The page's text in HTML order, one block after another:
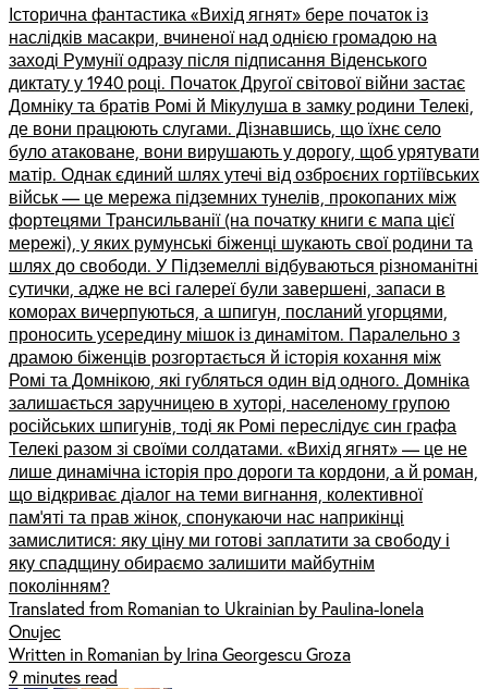
Історична фантастика «Вихід ягнят» бере початок із
наслідків масакри, вчиненої над однією громадою на
заході Румунії одразу після підписання Віденського
диктату у 1940 році. Початок Другої світової війни застає
Домніку та братів Ромі й Мікулуша в замку родини Телекі,
де вони працюють слугами. Дізнавшись, що їхнє село
було атаковане, вони вирушають у дорогу, щоб урятувати
матір. Однак єдиний шлях утечі від озброєних гортіївських
військ — це мережа підземних тунелів, прокопаних між
фортецями Трансильванії (на початку книги є мапа цієї
мережі), у яких румунські біженці шукають свої родини та
шлях до свободи. У Підземеллі відбуваються різноманітні
сутички, адже не всі галереї були завершені, запаси в
коморах вичерпуються, а шпигун, посланий угорцями,
проносить усередину мішок із динамітом. Паралельно з
драмою біженців розгортається й історія кохання між
Ромі та Домнікою, які губляться один від одного. Домніка
залишається заручницею в хуторі, населеному групою
російських шпигунів, тоді як Ромі переслідує син графа
Телекі разом зі своїми солдатами. «Вихід ягнят» — це не
лише динамічна історія про дороги та кордони, а й роман,
що відкриває діалог на теми вигнання, колективної
пам’яті та прав жінок, спонукаючи нас наприкінці
замислитися: яку ціну ми готові заплатити за свободу і
яку спадщину обираємо залишити майбутнім
поколінням?
Translated from Romanian to Ukrainian by Paulina-Ionela
Onujec
Written in Romanian by Irina Georgescu Groza
9 minutes read